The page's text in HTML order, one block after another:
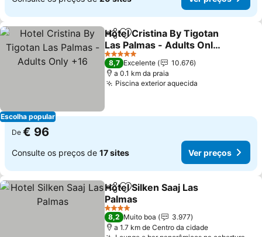
Escolha popular
PartilharAdicionar aos favoritos
Hotel Cristina By Tigotan
Las Palmas - Adults Only
+16
5 Estrelas
8,7 Excelente
10.676
a 0.1 km da praia
Piscina exterior aquecida
De € 96
Consulte os preços de 17 sites Ver preços
PartilharAdicionar aos favoritos
Hotel Silken Saaj Las
Palmas
4 Estrelas
8,2 Muito boa
3.977
a 1.7 km de Centro da cidade